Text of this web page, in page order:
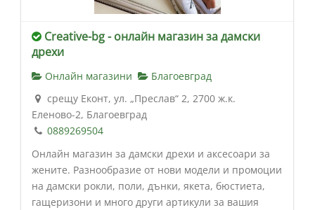
Creative-bg - онлайн магазин за дамски
дрехи
Онлайн магазини
Благоевград
срещу Еконт, ул. „Преслав“ 2, 2700 ж.к.
Еленово-2, Благоевград
0889269504
Онлайн магазин за дамски дрехи и аксесоари за
жените. Разнообразие от нови модели и промоции
на дамски рокли, поли, дънки, якета, бюстиета,
гащеризони и много други артикули за вашия